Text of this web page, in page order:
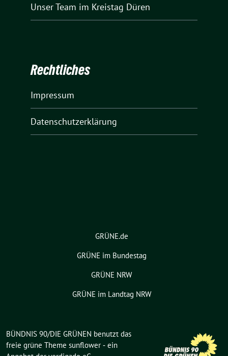
Unser Team im Kreistag Düren
Rechtliches
Impressum
Datenschutzerklärung
GRÜNE.de
GRÜNE im Bundestag
GRÜNE NRW
GRÜNE im Landtag NRW
BÜNDNIS 90/DIE GRÜNEN benutzt das
freie grüne Theme sunflower ‐ ein